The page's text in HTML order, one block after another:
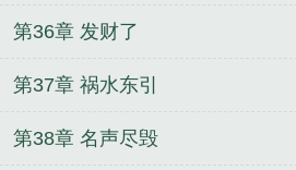
第36章 发财了
第37章 祸水东引
第38章 名声尽毁